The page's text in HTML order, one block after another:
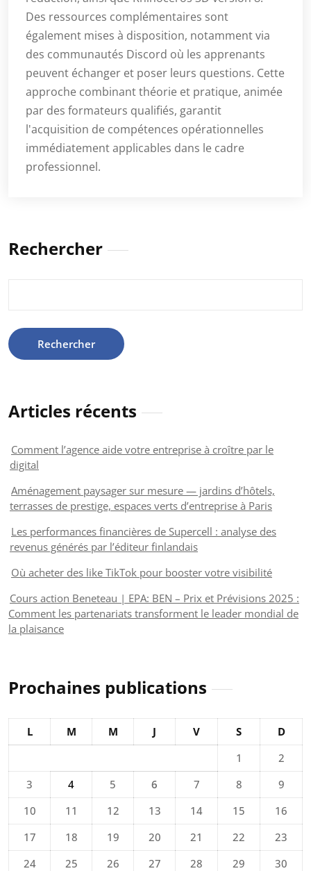
Des ressources complémentaires sont
également mises à disposition, notamment via
des communautés Discord où les apprenants
peuvent échanger et poser leurs questions. Cette
approche combinant théorie et pratique, animée
par des formateurs qualifiés, garantit
l'acquisition de compétences opérationnelles
immédiatement applicables dans le cadre
professionnel.
Rechercher
Articles récents
Comment l’agence aide votre entreprise à croître par le
digital
Aménagement paysager sur mesure — jardins d’hôtels,
terrasses de prestige, espaces verts d’entreprise à Paris
Les performances financières de Supercell : analyse des
revenus générés par l’éditeur finlandais
Où acheter des like TikTok pour booster votre visibilité
Cours action Beneteau | EPA: BEN – Prix et Prévisions 2025 :
Comment les partenariats transforment le leader mondial de
la plaisance
Prochaines publications
L M M J V S
D
1
2
3
4 5 6 7 8
9
10
11 12 13 14 15
16
17
18 19 20 21 22
23
24
25 26 27 28 29
30